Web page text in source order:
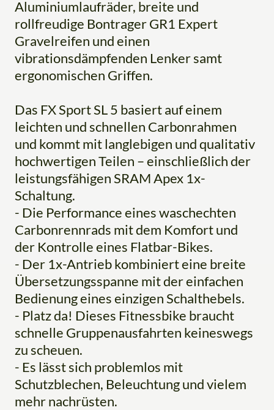
Aluminiumlaufräder, breite und
rollfreudige Bontrager GR1 Expert
Gravelreifen und einen
vibrationsdämpfenden Lenker samt
ergonomischen Griffen.
Das FX Sport SL 5 basiert auf einem
leichten und schnellen Carbonrahmen
und kommt mit langlebigen und qualitativ
hochwertigen Teilen – einschließlich der
leistungsfähigen SRAM Apex 1x-
Schaltung.
- Die Performance eines waschechten
Carbonrennrads mit dem Komfort und
der Kontrolle eines Flatbar-Bikes.
- Der 1x-Antrieb kombiniert eine breite
Übersetzungsspanne mit der einfachen
Bedienung eines einzigen Schalthebels.
- Platz da! Dieses Fitnessbike braucht
schnelle Gruppenausfahrten keineswegs
zu scheuen.
- Es lässt sich problemlos mit
Schutzblechen, Beleuchtung und vielem
mehr nachrüsten.